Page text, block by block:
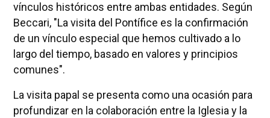
vínculos históricos entre ambas entidades. Según
Beccari, "La visita del Pontífice es la confirmación
de un vínculo especial que hemos cultivado a lo
largo del tiempo, basado en valores y principios
comunes".
La visita papal se presenta como una ocasión para
profundizar en la colaboración entre la Iglesia y la